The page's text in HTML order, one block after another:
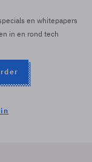
en whitepapers
in en rond tech